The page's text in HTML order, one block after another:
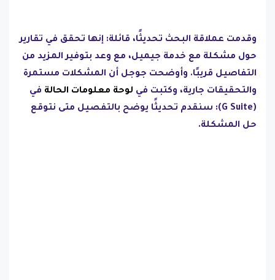
وقدمت عملاقة البحث تحديثًا، قائلة: إنها تحقق في تقارير
حول مشكلة مع خدمة جيميل، مع وعد بتوفير المزيد من
التفاصيل قريبًا. وأوضحت جوجل أن المشكلات مستمرة
والتحقيقات جارية، وكتبت في لوحة معلومات الحالة في
(G Suite): سنقدم تحديثًا يوضح بالتفصيل متى نتوقع
حل المشكلة.